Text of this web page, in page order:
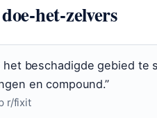
het-zelvers
het beschadigde gebied
en compound.”
r/fixit